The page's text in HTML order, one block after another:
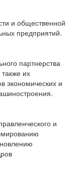
и общественной
предприятий.
партнерства
их
экономических и
и